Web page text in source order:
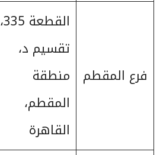
فرع المقطم
القطعة 335،
تقسيم د،
منطقة
المقطم،
القاهرة